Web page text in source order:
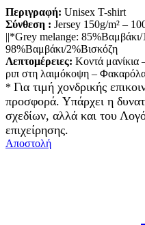
Περιγραφή: Unisex T-shirt
Σύνθεση : Jersey 150g/m² –
||*Grey melange:
98%Βαμβάκι/2%Βισκόζη
Λεπτομέρειες: Κοντά μανίκια
ριπ στη λαιμόκοψη –
* Για τιμή χονδρικής
προσφορά. Υπάρχει η
σχεδίων, αλλά και του
επιχείρησης.
Αποστολή